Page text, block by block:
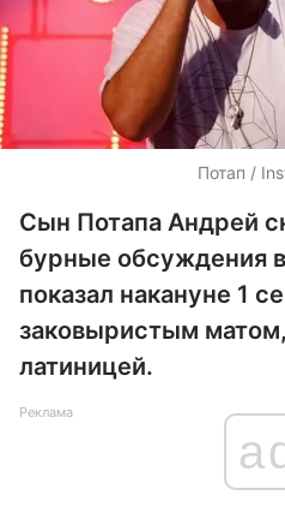
Потап /
Сын Потапа Андрей
бурные обсуждения
показал накануне 1
заковыристым
латиницей.
Реклама